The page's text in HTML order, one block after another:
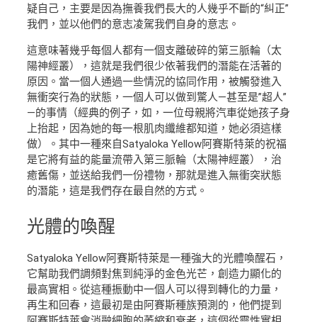
疑自己，主要是因為撫養我們長大的人幾乎不斷的“糾正”
我們，並以他們的意志凌駕我們自身的意志。
這意味著幾乎每個人都有一個支離破碎的第三脈輪（太
陽神經叢），這就是我們很少依著我們的潛能在活著的
原因。當一個人通過一些情況的協同作用，被觸發進入
無衝突行為的狀態，一個人可以做到驚人—甚至是”超人”
—的事情（經典的例子，如，一位母親將汽車從她孩子身
上抬起，因為她的每一根肌肉纖維都知道，她必須這樣
做）。其中一種來自Satyaloka Yellow阿賽斯特萊的祝福
是它將有益的能量流帶入第三脈輪（太陽神經叢），治
癒舊傷，並送給我們一份禮物，那就是進入無衝突狀態
的潛能，這是我們存在最自然的方式。
光體的喚醒
Satyaloka Yellow阿賽斯特萊是一種強大的光體喚醒石，
它幫助我們調頻對焦到純淨的金色光芒，創造力顯化的
最高實相。從這種振動中一個人可以得到轉化的力量，
再生和回春，這最初是由阿賽斯種族預測的，他們提到